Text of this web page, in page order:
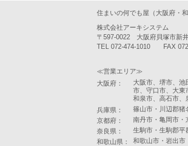
住まいの何でも屋（大阪府・
株式会社アーキシステム
〒597-0022 大阪府貝塚市新
TEL 072-474-1010 FAX
≪営業エリア≫
大阪府：
大阪市、堺市、
市、守口市、大東
和泉市、高石市、
兵庫県：
篠山市・川辺郡猪
京都府 ：
南丹市・亀岡市・
奈良県 ：
生駒市・生駒郡平
和歌山県：
和歌山市・岩出市